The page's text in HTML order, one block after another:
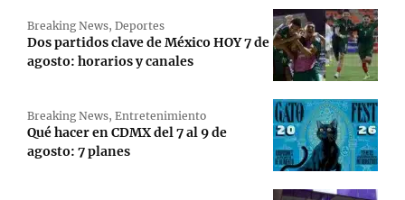
Breaking News, Deportes
Dos partidos clave de México HOY 7 de
agosto: horarios y canales
Breaking News, Entretenimiento
Qué hacer en CDMX del 7 al 9 de
agosto: 7 planes